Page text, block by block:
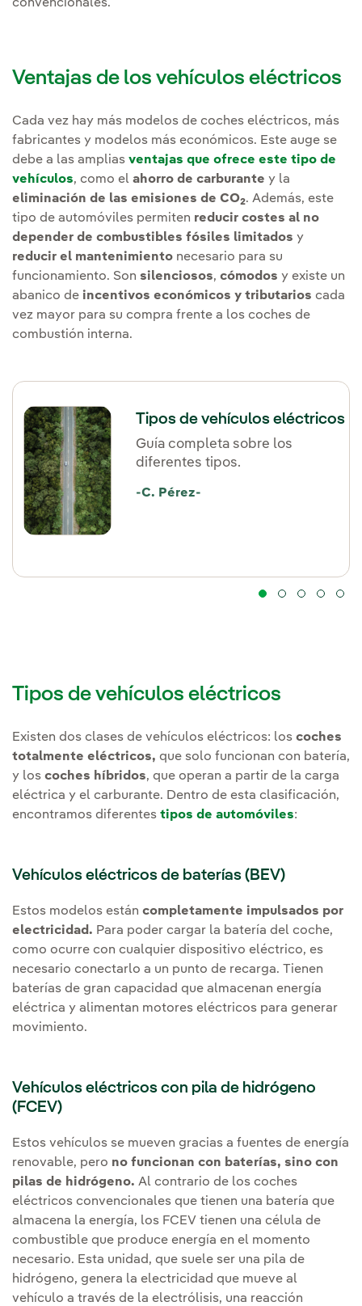
convencionales.
Ventajas de los vehículos eléctricos
Cada vez hay más modelos de coches eléctricos, más
fabricantes y modelos más económicos. Este auge se
debe a las amplias ventajas que ofrece este tipo de
vehículos, como el ahorro de carburante y la
eliminación de las emisiones de CO2. Además, este
tipo de automóviles permiten reducir costes al no
depender de combustibles fósiles limitados y
reducir el mantenimiento necesario para su
funcionamiento. Son silenciosos, cómodos y existe un
abanico de incentivos económicos y tributarios cada
vez mayor para su compra frente a los coches de
combustión interna.
Tipos de vehículos eléctricos
Guía completa sobre los
diferentes tipos.
-C. Pérez-
Tipos de vehículos eléctricos
Existen dos clases de vehículos eléctricos: los coches
totalmente eléctricos, que solo funcionan con batería,
y los coches híbridos, que operan a partir de la carga
eléctrica y el carburante. Dentro de esta clasificación,
encontramos diferentes tipos de automóviles:
Vehículos eléctricos de baterías (BEV)
Estos modelos están completamente impulsados por
electricidad. Para poder cargar la batería del coche,
como ocurre con cualquier dispositivo eléctrico, es
necesario conectarlo a un punto de recarga. Tienen
baterías de gran capacidad que almacenan energía
eléctrica y alimentan motores eléctricos para generar
movimiento.
Vehículos eléctricos con pila de hidrógeno
(FCEV)
Estos vehículos se mueven gracias a fuentes de energía
renovable, pero no funcionan con baterías, sino con
pilas de hidrógeno. Al contrario de los coches
eléctricos convencionales que tienen una batería que
almacena la energía, los FCEV tienen una célula de
combustible que produce energía en el momento
necesario. Esta unidad, que suele ser una pila de
hidrógeno, genera la electricidad que mueve al
vehículo a través de la electrólisis, una reacción